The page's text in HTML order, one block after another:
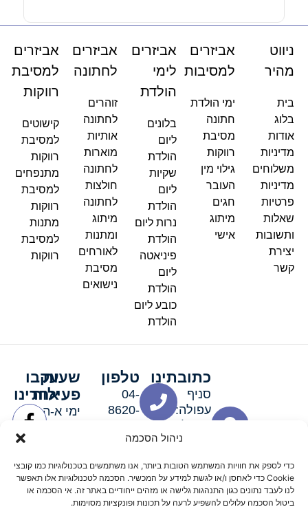
ניהול הסכמה
כדי לספק את חוויות המשתמש הטובות ביותר, אנו משתמשים בטכנולוגיות כמו קובצי
Cookie כדי לאחסן ו/או לגשת למידע על המכשיר. הסכמה לטכנולוגיות אלו תאפשר
לנו לעבד נתונים כגון התנהגות גלישה או מזהים ייחודיים באתר זה. אי הסכמה או
ביטול הסכמה עלולים להשפיע לרעה על תכונות ופונקציות מסוימות.
ניווט
מהיר
בית
בלוג
אודות
מדיניות
משלוחים
מדיניות
פרטיות
שאלות
ותשובות
יצירת
קשר
אביזרים
למסיבות
ימי הולדת
חתונה
מסיבת
רווקות
גילוי מין
העובר
חגים
מיתוג
אישי
אביזרים
לימי
הולדת
בלונים
ליום
הולדת
שקיות
ליום
הולדת
נרות ליום
הולדת
פיניאטה
ליום
הולדת
כובע ליום
הולדת
אביזרים
לחתונה
זוהרים
לחתונה
אותיות
מוארות
לחתונה
חולצות
לחתונה
מיתוג
ומתנות
לאורחים
מסיבת
נישואים
אביזרים
למסיבת
רווקות
קישוטים
למסיבת
רווקות
מתנפחים
למסיבת
רווקות
מתנות
למסיבת
רווקות
כתובתינו
סניף
עפולה:
סניף מגדל
האלה 19
טלפון
04-
8620-
שעות
פעילות
ימי א-ה:
ימי שישי
וערבי חג:
8:30-
15:00
עקבו
אחרינו